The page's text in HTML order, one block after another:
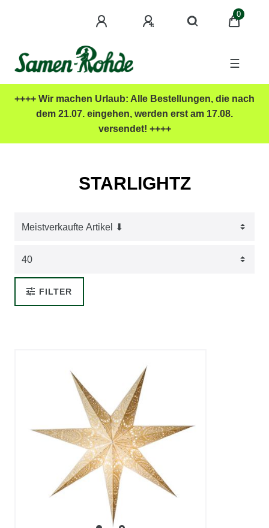
0
☰
++++ Wir machen Urlaub: Alle Bestellungen, die nach
dem 21.07. eingehen, werden erst am 17.08.
versendet! ++++
STARLIGHTZ
FILTER